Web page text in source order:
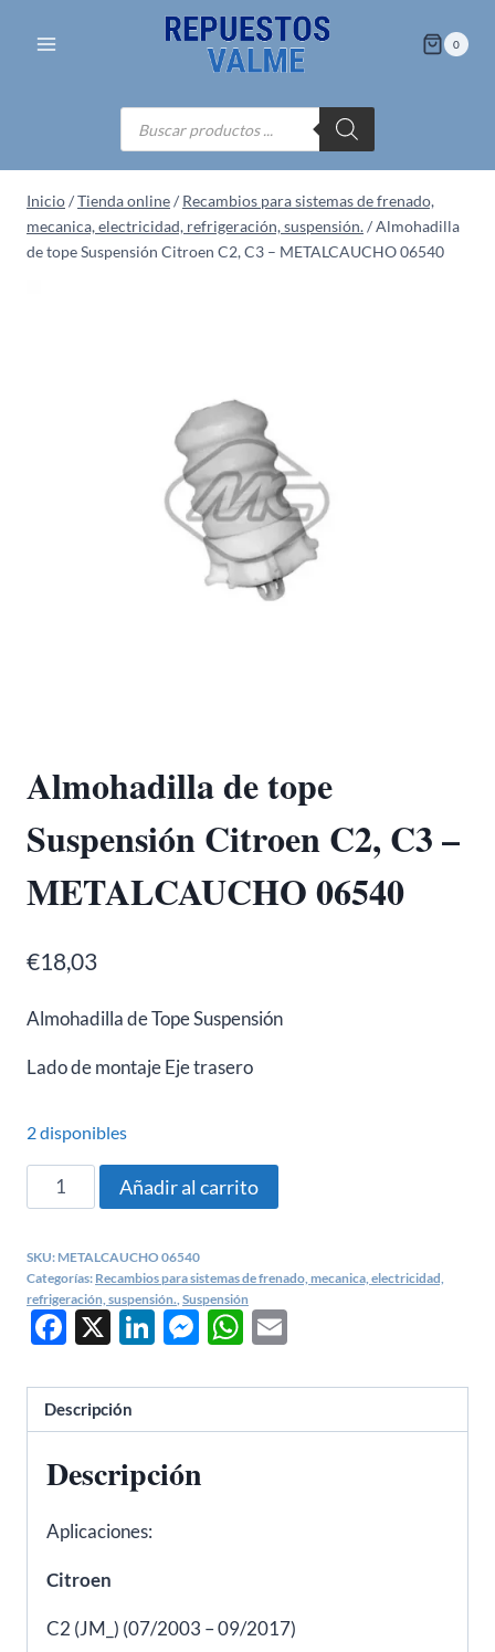
0
Búsqueda
de
productos
Inicio/Tienda online/ Recambios para sistemas de frenado,
mecanica, electricidad, refrigeración, suspensión./Almohadilla
de tope Suspensión Citroen C2, C3 – METALCAUCHO 06540
Almohadilla de tope
Suspensión Citroen C2, C3 –
METALCAUCHO 06540
€18,03
Almohadilla de Tope Suspensión
Lado de montajeEje trasero
2 disponibles
Almohadilla
de
Suspensión
Citroen
C2,
-
METALCAUCHO
cantidad
Añadir al carrito
SKU: METALCAUCHO 06540
Categorías: Recambios para sistemas de frenado, mecanica, electricidad,
refrigeración, suspensión. Suspensión
Facebook
X LinkedIn
Messenger
WhatsApp
Descripción
Descripción
Aplicaciones:
Citroen
C2 (JM_) (07/2003 – 09/2017)